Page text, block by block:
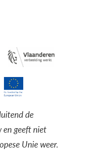
de
en geeft niet
Unie weer.